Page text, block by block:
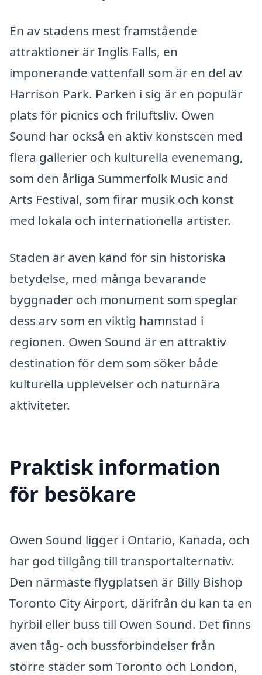
En av stadens mest framstående
attraktioner är Inglis Falls, en
imponerande vattenfall som är en del av
Harrison Park. Parken i sig är en populär
plats för picnics och friluftsliv. Owen
Sound har också en aktiv konstscen med
flera gallerier och kulturella evenemang,
som den årliga Summerfolk Music and
Arts Festival, som firar musik och konst
med lokala och internationella artister.
Staden är även känd för sin historiska
betydelse, med många bevarande
byggnader och monument som speglar
dess arv som en viktig hamnstad i
regionen. Owen Sound är en attraktiv
destination för dem som söker både
kulturella upplevelser och naturnära
aktiviteter.
Praktisk information
för besökare
Owen Sound ligger i Ontario, Kanada, och
har god tillgång till transportalternativ.
Den närmaste flygplatsen är Billy Bishop
Toronto City Airport, därifrån du kan ta en
hyrbil eller buss till Owen Sound. Det finns
även tåg- och bussförbindelser från
större städer som Toronto och London,